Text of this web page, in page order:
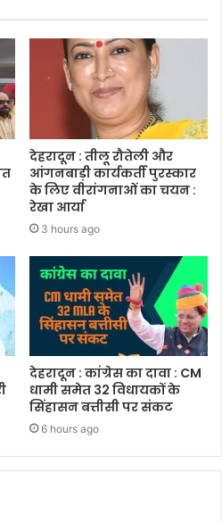
देहरादून : तीलू रौतेली और
आंगनबाड़ी कार्यकर्ती पुरस्कार
के लिए वीरांगनाओं का चयन :
रेखा आर्या
3 hours ago
देहरादून : कांग्रेस का दावा : CM
धामी समेत 32 विधायकों के
सिंहासन बत्तीसी पर संकट
6 hours ago